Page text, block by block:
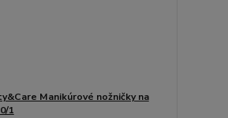
Manikúrové nožničky na
1